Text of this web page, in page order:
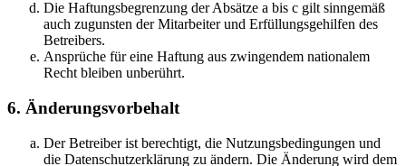
Die Haftungsbegrenzung der Absätze a bis c gilt sinngemäß
auch zugunsten der Mitarbeiter und Erfüllungsgehilfen des
Betreibers.
Ansprüche für eine Haftung aus zwingendem nationalem
Recht bleiben unberührt.
6. Änderungsvorbehalt
Der Betreiber ist berechtigt, die Nutzungsbedingungen und
die Datenschutzerklärung zu ändern. Die Änderung wird dem